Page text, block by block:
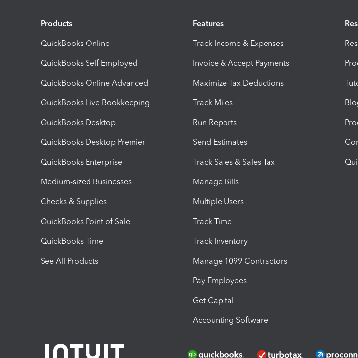
Products
QuickBooks Online
QuickBooks Self Employed
QuickBooks Online Advanced
QuickBooks Live Bookkeeping
QuickBooks Desktop
QuickBooks Desktop Premier
QuickBooks Enterprise
Medium-sized Businesses
Checks & Supplies
QuickBooks Point of Sale
QuickBooks Time
See All Products
Features
Track Income & Expenses
Invoice & Accept Payments
Maximize Tax Deductions
Track Miles
Run Reports
Send Estimates
Track Sales & Sales Tax
Manage Bills
Multiple Users
Track Time
Track Inventory
Manage 1099 Contractors
Pay Employees
Get Capital
Accounting Software